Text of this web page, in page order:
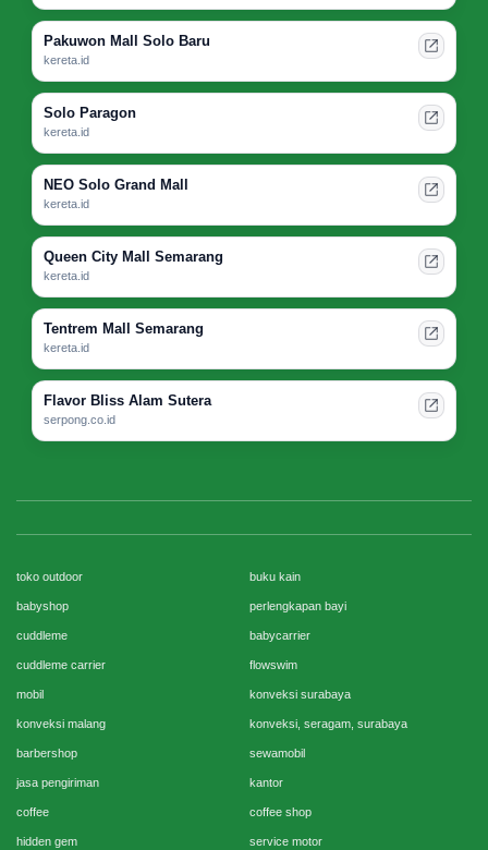
Pakuwon Mall Solo Baru
kereta.id
Solo Paragon
kereta.id
NEO Solo Grand Mall
kereta.id
Queen City Mall Semarang
kereta.id
Tentrem Mall Semarang
kereta.id
Flavor Bliss Alam Sutera
serpong.co.id
toko outdoor buku kain
babyshop perlengkapan bayi
cuddleme babycarrier
cuddleme carrier flowswim
mobil konveksi surabaya
konveksi malang konveksi, seragam, surabaya
barbershop sewamobil
jasa pengiriman kantor
coffee coffee shop
hidden gem service motor